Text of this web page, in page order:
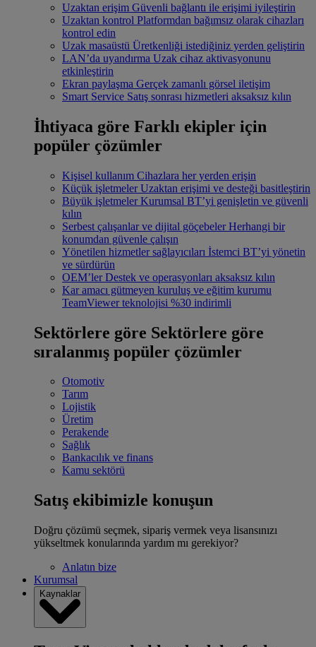
Uzaktan erişim Güvenli bağlantı ile erişimi iyileştirin
Uzaktan kontrol Platformdan bağımsız olarak cihazları
kontrol edin
Uzak masaüstü Üretkenliği istediğiniz yerden geliştirin
LAN’da uyandırma Uzak cihaz aktivasyonunu
etkinleştirin
Ekran paylaşma Gerçek zamanlı görsel iletişim
Smart Service Satış sonrası hizmetleri aksaksız kılın
İhtiyaca göre Farklı ekipler için
popüler çözümler
Kişisel kullanım Cihazlara her yerden erişin
Küçük işletmeler Uzaktan erişimi ve desteği basitleştirin
Büyük işletmeler Kurumsal BT’yi genişletin ve güvenli
kılın
Serbest çalışanlar ve dijital göçebeler Herhangi bir
konumdan güvenle çalışın
Yönetilen hizmetler sağlayıcıları İstemci BT’yi yönetin
ve sürdürün
OEM’ler Destek ve operasyonları aksaksız kılın
Kar amacı gütmeyen kuruluş ve eğitim kurumu
TeamViewer teknolojisi %30 indirimli
Sektörlere göre Sektörlere göre
sıralanmış popüler çözümler
Otomotiv
Tarım
Lojistik
Üretim
Perakende
Sağlık
Bankacılık ve finans
Kamu sektörü
Satış ekibimizle konuşun
Doğru çözümü seçmek, sipariş vermek veya lisansınızı
yükseltmek konularında yardım mı gerekiyor?
Anlatın bize
Kurumsal
Kaynaklar